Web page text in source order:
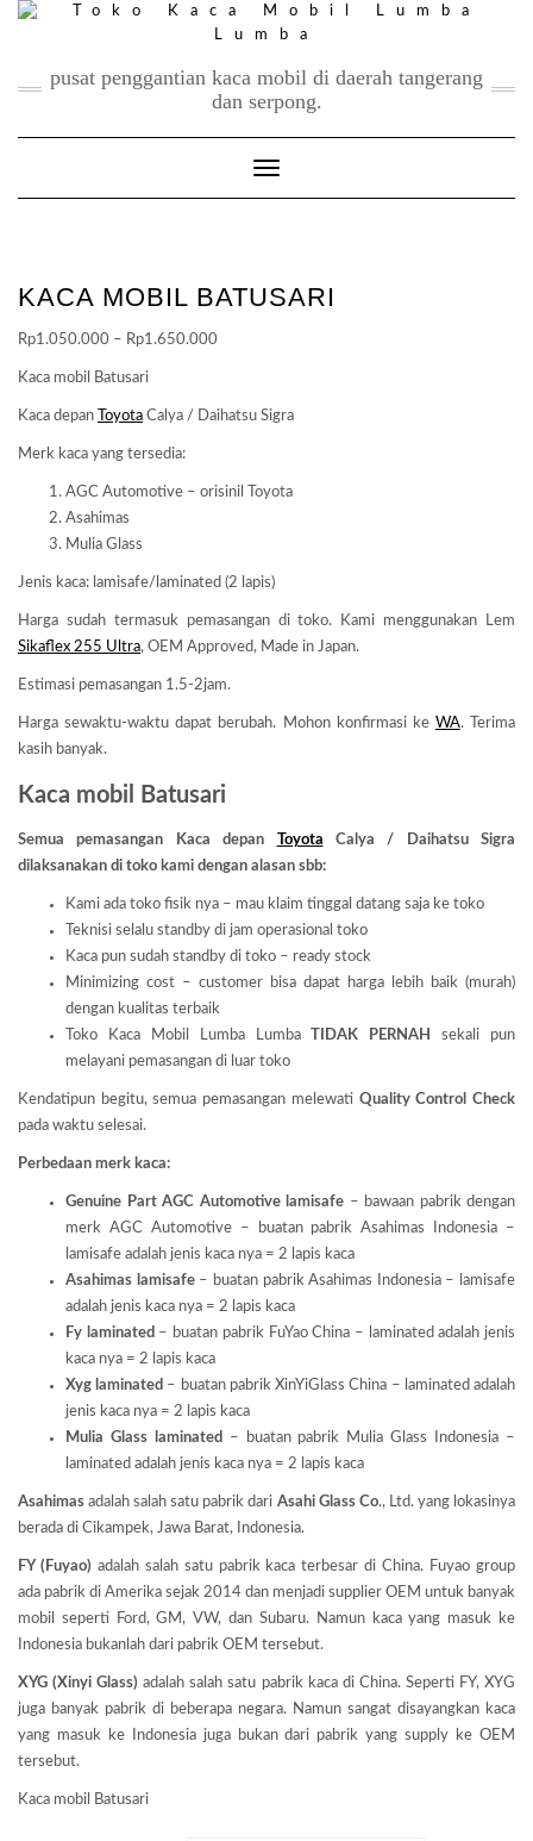
Skip
pusat penggantian kaca mobil di daerah tangerang
dan serpong.
Toggle Navigation
KACA MOBIL BATUSARI
Rp1.050.000 – Rp1.650.000
through
Kaca mobil Batusari
Kaca depan Toyota Calya / Daihatsu Sigra
Merk kaca yang tersedia:
AGC Automotive – orisinil Toyota
Asahimas
Mulia Glass
Jenis kaca: lamisafe/laminated (2 lapis)
Harga sudah termasuk pemasangan di toko. Kami menggunakan Lem
Sikaflex 255 Ultra, OEM Approved, Made in Japan.
Estimasi pemasangan 1.5-2jam.
Harga sewaktu-waktu dapat berubah. Mohon konfirmasi ke WA. Terima
kasih banyak.
Kaca mobil Batusari
Semua pemasangan Kaca depan Toyota Calya / Daihatsu Sigra
dilaksanakan di toko kami dengan alasan sbb:
Kami ada toko fisik nya – mau klaim tinggal datang saja ke toko
Teknisi selalu standby di jam operasional toko
Kaca pun sudah standby di toko – ready stock
Minimizing cost – customer bisa dapat harga lebih baik (murah)
dengan kualitas terbaik
Toko Kaca Mobil Lumba Lumba
TIDAK PERNAH
sekali pun
melayani pemasangan di luar toko
Kendatipun begitu, semua pemasangan melewati Quality Control Check
pada waktu selesai.
Perbedaan merk kaca:
Genuine Part AGC Automotive lamisafe – bawaan pabrik dengan
merk AGC Automotive – buatan pabrik Asahimas Indonesia –
lamisafe adalah jenis kaca nya = 2 lapis kaca
Asahimas lamisafe– buatan pabrik Asahimas Indonesia – lamisafe
adalah jenis kaca nya = 2 lapis kaca
Fy laminated – buatan pabrik FuYao China – laminated adalah jenis
kaca nya = 2 lapis kaca
Xyg laminated – buatan pabrik XinYiGlass China – laminated adalah
jenis kaca nya = 2 lapis kaca
Mulia Glass laminated – buatan pabrik Mulia Glass Indonesia –
laminated adalah jenis kaca nya = 2 lapis kaca
Asahimasadalah salah satu pabrik dari Asahi Glass Co., Ltd. yang lokasinya
berada di Cikampek, Jawa Barat, Indonesia.
FY (Fuyao) adalah salah satu pabrik kaca terbesar di China. Fuyao group
ada pabrik di Amerika sejak 2014 dan menjadi supplier OEM untuk banyak
mobil seperti Ford, GM, VW, dan Subaru. Namun kaca yang masuk ke
Indonesia bukanlah dari pabrik OEM tersebut.
XYG (Xinyi Glass)adalah salah satu pabrik kaca di China. Seperti FY, XYG
juga banyak pabrik di beberapa negara. Namun sangat disayangkan kaca
yang masuk ke Indonesia juga bukan dari pabrik yang supply ke OEM
tersebut.
Kaca mobil Batusari